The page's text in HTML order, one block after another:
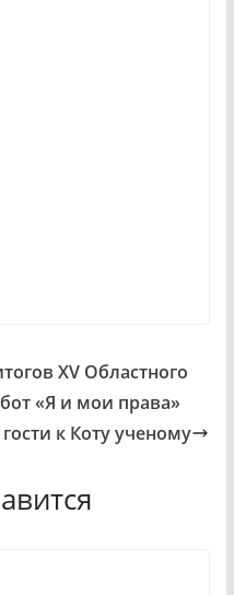
XV Областного
«Я и мои права»
к Коту ученому